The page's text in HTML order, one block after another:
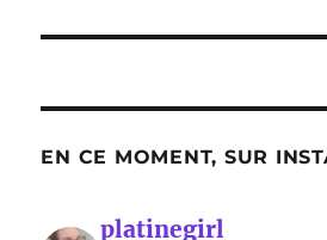
EN CE MOMENT, SUR
platinegirl